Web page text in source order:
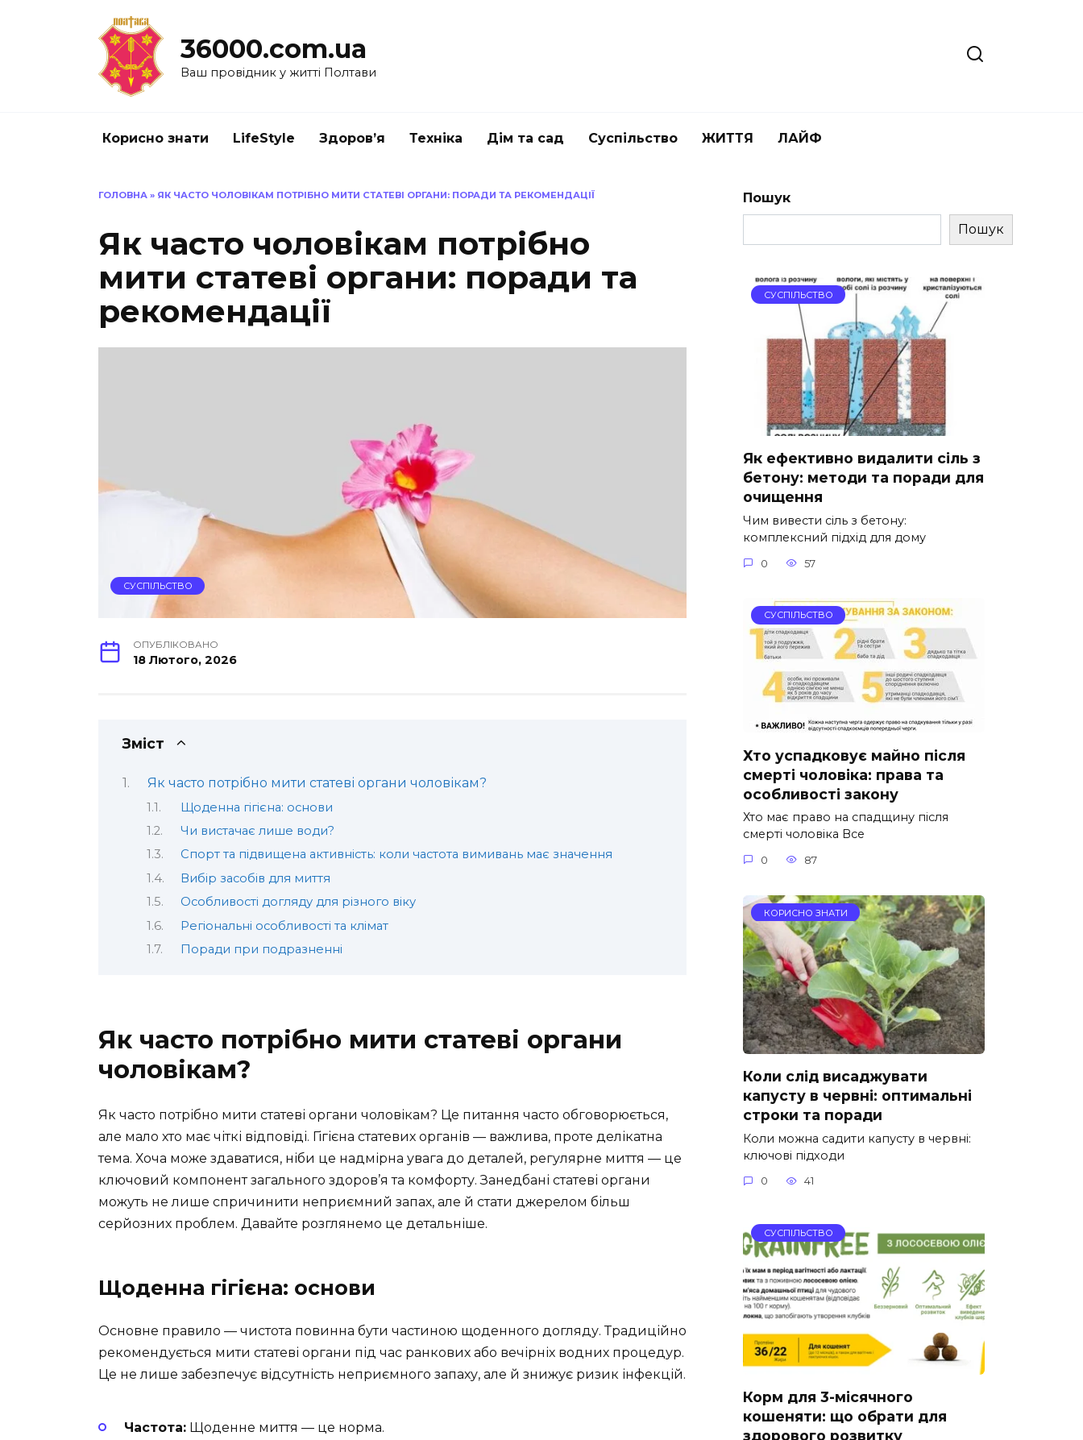
36000.com.ua
Ваш провідник у житті Полтави
Корисно знати LifeStyle Здоров’я Техніка Дім та сад Суспільство ЖИТТЯ ЛАЙФ
ГОЛОВНА » ЯК ЧАСТО ЧОЛОВІКАМ ПОТРІБНО МИТИ СТАТЕВІ ОРГАНИ: ПОРАДИ ТА РЕКОМЕНДАЦІЇ
Як часто чоловікам потрібно
мити статеві органи: поради та
рекомендації
СУСПІЛЬСТВО
ОПУБЛІКОВАНО
18 Лютого, 2026
Зміст
Як часто потрібно мити статеві органи чоловікам?
Щоденна гігієна: основи
Чи вистачає лише води?
Спорт та підвищена активність: коли частота вимивань має значення
Вибір засобів для миття
Особливості догляду для різного віку
Регіональні особливості та клімат
Поради при подразненні
Як часто потрібно мити статеві органи
чоловікам?
Як часто потрібно мити статеві органи чоловікам? Це питання часто обговорюється,
але мало хто має чіткі відповіді. Гігієна статевих органів — важлива, проте делікатна
тема. Хоча може здаватися, ніби це надмірна увага до деталей, регулярне миття — це
ключовий компонент загального здоров’я та комфорту. Занедбані статеві органи
можуть не лише спричинити неприємний запах, але й стати джерелом більш
серйозних проблем. Давайте розглянемо це детальніше.
Щоденна гігієна: основи
Основне правило — чистота повинна бути частиною щоденного догляду. Традиційно
рекомендується мити статеві органи під час ранкових або вечірніх водних процедур.
Це не лише забезпечує відсутність неприємного запаху, але й знижує ризик інфекцій.
Частота: Щоденне миття — це норма.
Пошук
Пошук
СУСПІЛЬСТВО
Як ефективно видалити сіль з
бетону: методи та поради для
очищення
Чим вивести сіль з бетону:
комплексний підхід для дому
0 57
СУСПІЛЬСТВО
Хто успадковує майно після
смерті чоловіка: права та
особливості закону
Хто має право на спадщину після
смерті чоловіка Все
0 87
КОРИСНО ЗНАТИ
Коли слід висаджувати
капусту в червні: оптимальні
строки та поради
Коли можна садити капусту в червні:
ключові підходи
0 41
СУСПІЛЬСТВО
Корм для 3-місячного
кошеняти: що обрати для
здорового розвитку